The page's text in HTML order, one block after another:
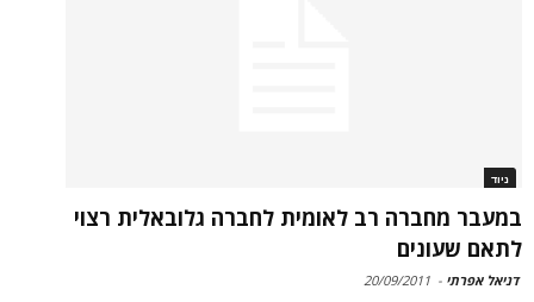
ניוד
במעבר מחברה רב לאומית לחברה גלובאלית רצוי
לתאם שעונים
דניאל אפרתי -
20/09/2011